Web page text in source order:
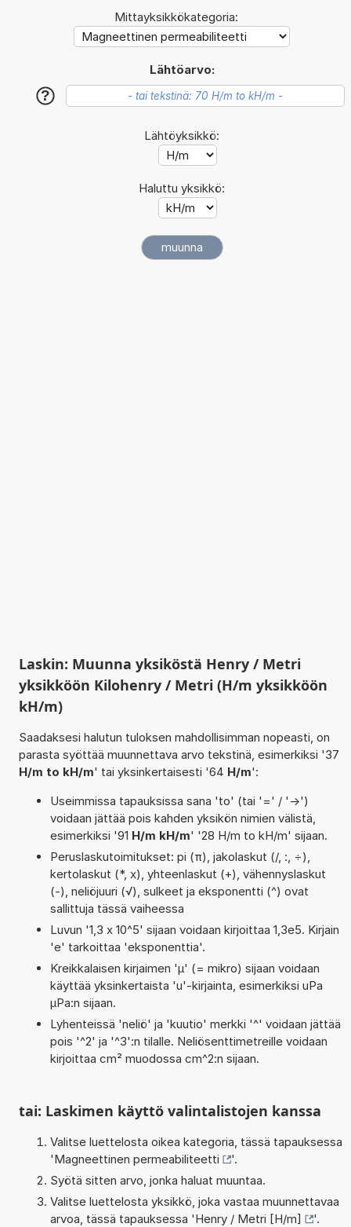
Mittayksikkökategoria:
Lähtöarvo:
?
Lähtöyksikkö:
Haluttu yksikkö:
Laskin: Muunna yksiköstä Henry / Metri
yksikköön Kilohenry / Metri (H/m yksikköön
kH/m)
Saadaksesi halutun tuloksen mahdollisimman nopeasti, on
parasta syöttää muunnettava arvo tekstinä, esimerkiksi '37
H/m to kH/m' tai yksinkertaisesti '64 H/m':
Useimmissa tapauksissa sana 'to' (tai '=' / '->')
voidaan jättää pois kahden yksikön nimien välistä,
esimerkiksi '91 H/m kH/m' '28 H/m to kH/m' sijaan.
Peruslaskutoimitukset: pi (π), jakolaskut (/, :, ÷),
kertolaskut (*, x), yhteenlaskut (+), vähennyslaskut
(-), neliöjuuri (√), sulkeet ja eksponentti (^) ovat
sallittuja tässä vaiheessa
Luvun '1,3 x 10^5' sijaan voidaan kirjoittaa 1,3e5. Kirjain
'e' tarkoittaa 'eksponenttia'.
Kreikkalaisen kirjaimen 'µ' (= mikro) sijaan voidaan
käyttää yksinkertaista 'u'-kirjainta, esimerkiksi uPa
µPa:n sijaan.
Lyhenteissä 'neliö' ja 'kuutio' merkki '^' voidaan jättää
pois '^2' ja '^3':n tilalle. Neliösenttimetreille voidaan
kirjoittaa cm² muodossa cm^2:n sijaan.
tai: Laskimen käyttö valintalistojen kanssa
Valitse luettelosta oikea kategoria, tässä tapauksessa
'Magneettinen permeabiliteetti
'.
Syötä sitten arvo, jonka haluat muuntaa.
Valitse luettelosta yksikkö, joka vastaa muunnettavaa
arvoa, tässä tapauksessa 'Henry / Metri [H/m]
'.